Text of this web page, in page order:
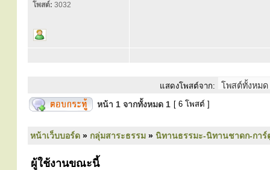
โพสต์: 3032
แสดงโพสต์จาก:
หน้า 1 จากทั้งหมด 1 [ 6 โพสต์ ]
หน้าเว็บบอร์ด » กลุ่มสาระธรรม » นิทานธรรมะ-นิทานชาดก-การ์
ผู้ใช้งานขณะนี้